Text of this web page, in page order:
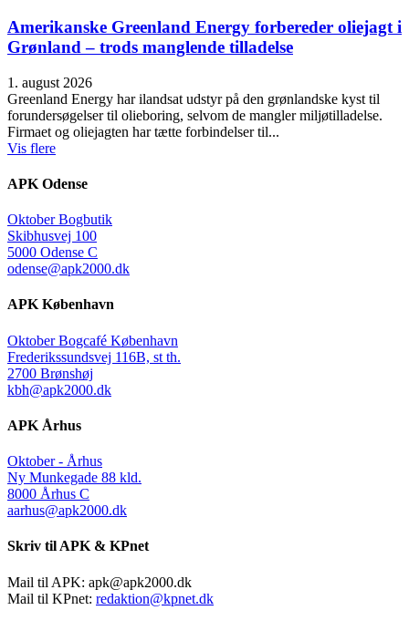
Amerikanske Greenland Energy forbereder oliejagt i
Grønland – trods manglende tilladelse
1. august 2026
Greenland Energy har ilandsat udstyr på den grønlandske kyst til
forundersøgelser til olieboring, selvom de mangler miljøtilladelse.
Firmaet og oliejagten har tætte forbindelser til...
Vis flere
APK Odense
Oktober Bogbutik
Skibhusvej 100
5000 Odense C
odense@apk2000.dk
APK København
Oktober Bogcafé København
Frederikssundsvej 116B, st th.
2700 Brønshøj
kbh@apk2000.dk
APK Århus
Oktober - Århus
Ny Munkegade 88 kld.
8000 Århus C
aarhus@apk2000.dk
Skriv til APK & KPnet
Mail til APK: apk@apk2000.dk
Mail til KPnet: redaktion@kpnet.dk